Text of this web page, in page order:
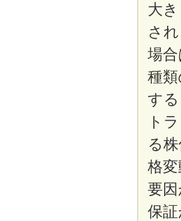
大
さ
場
種
す
ト
る
格
要
保